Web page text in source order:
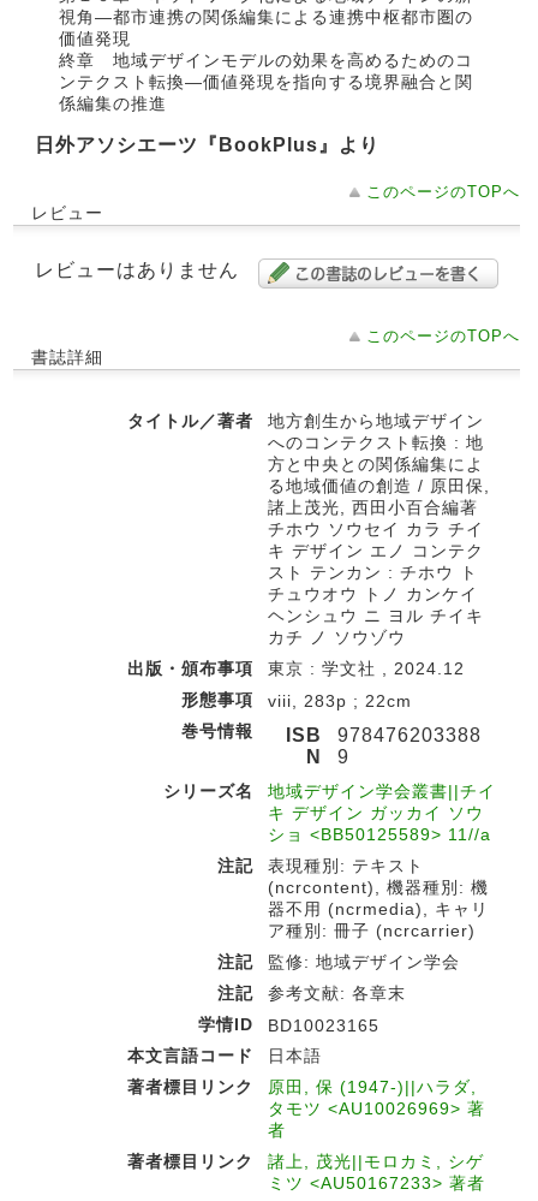
視角―都市連携の関係編集による連携中枢都市圏の
価値発現
終章 地域デザインモデルの効果を高めるためのコ
ンテクスト転換―価値発現を指向する境界融合と関
係編集の推進
日外アソシエーツ『BookPlus』より
このページのTOPへ
レビュー
レビューはありません
このページのTOPへ
書誌詳細
タイトル／著者
地方創生から地域デザイン
へのコンテクスト転換 : 地
方と中央との関係編集によ
る地域価値の創造 / 原田保,
諸上茂光, 西田小百合編著
チホウ ソウセイ カラ チイ
キ デザイン エノ コンテク
スト テンカン : チホウ ト
チュウオウ トノ カンケイ
ヘンシュウ ニ ヨル チイキ
カチ ノ ソウゾウ
出版・頒布事項
東京 : 学文社 , 2024.12
形態事項
viii, 283p ; 22cm
巻号情報
ISB
N
978476203388
9
シリーズ名
地域デザイン学会叢書||チイ
キ デザイン ガッカイ ソウ
ショ <BB50125589> 11//a
注記
表現種別: テキスト
(ncrcontent), 機器種別: 機
器不用 (ncrmedia), キャリ
ア種別: 冊子 (ncrcarrier)
注記
監修: 地域デザイン学会
注記
参考文献: 各章末
学情ID
BD10023165
本文言語コード
日本語
著者標目リンク
原田, 保 (1947-)||ハラダ,
タモツ <AU10026969> 著
者
著者標目リンク
諸上, 茂光||モロカミ, シゲ
ミツ <AU50167233> 著者